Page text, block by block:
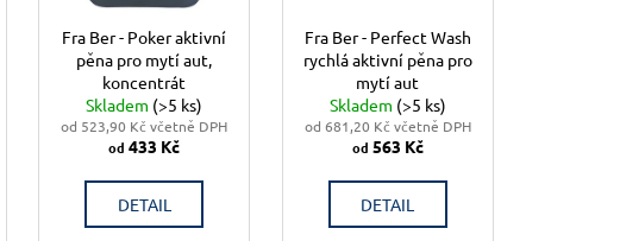
Fra Ber - Poker aktivní
pěna pro mytí aut,
koncentrát
Skladem (>5 ks)
od 523,90 Kč včetně DPH
od 433 Kč
DETAIL
Fra Ber - Perfect Wash
rychlá aktivní pěna pro
mytí aut
Skladem (>5 ks)
od 681,20 Kč včetně DPH
od 563 Kč
DETAIL